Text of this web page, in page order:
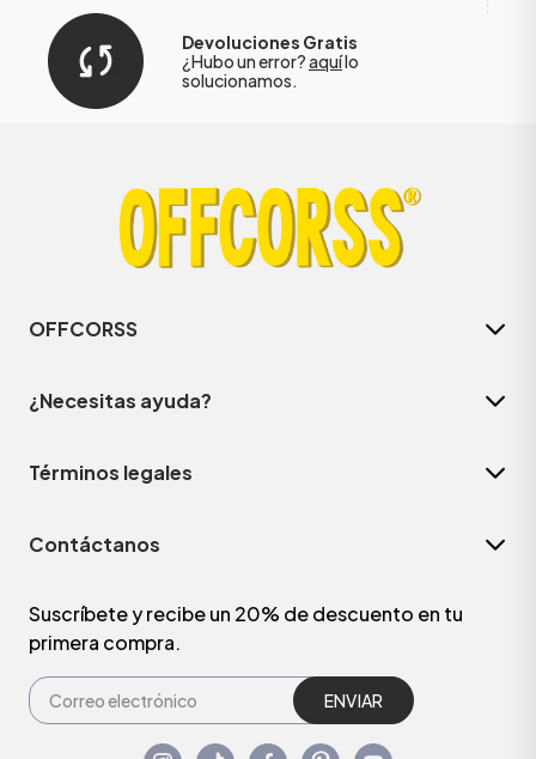
Devoluciones Gratis
¿Hubo un error?aquílo
solucionamos.
OFFCORSS
¿Necesitas ayuda?
Términos legales
Contáctanos
Suscríbete y recibe un 20% de descuento en tu
primera compra.
ENVIAR